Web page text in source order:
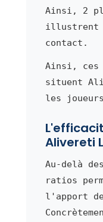
Ainsi, 2
illustrent
contact.
Ainsi,
situent
les
Alivereti
Au-delà
ratios
l'apport